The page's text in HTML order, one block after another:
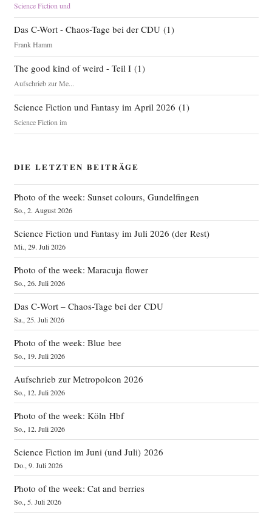
Science Fiction und
Das C-Wort - Chaos-Tage bei der CDU(1)
Frank Hamm
The good kind of weird - Teil I(1)
Aufschrieb zur Me...
Science Fiction und Fantasy im April 2026 (1)
Science Fiction im
DIE LETZTEN BEITRÄGE
Photo of the week: Sunset colours, Gundelfingen
So., 2. August 2026
Science Fiction und Fantasy im Juli 2026 (der Rest)
Mi., 29. Juli 2026
Photo of the week: Maracuja flower
So., 26. Juli 2026
Das C‑Wort – Chaos-Tage bei der CDU
Sa., 25. Juli 2026
Photo of the week: Blue bee
So., 19. Juli 2026
Aufschrieb zur Metropolcon 2026
So., 12. Juli 2026
Photo of the week: Köln Hbf
So., 12. Juli 2026
Science Fiction im Juni (und Juli) 2026
Do., 9. Juli 2026
Photo of the week: Cat and berries
So., 5. Juli 2026